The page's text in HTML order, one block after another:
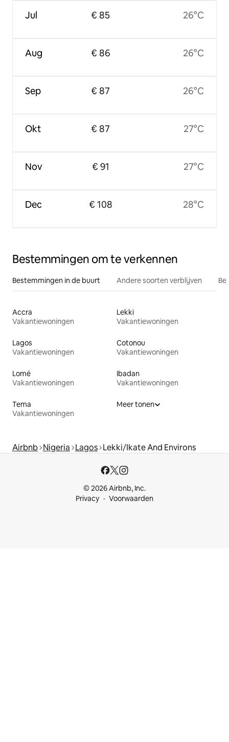
Jul
Aug
Sep
Okt
Nov
Dec
€ 85
€ 86
€ 87
€ 87
€ 91
€ 108
26°C
26°C
26°C
27°C
27°C
28°C
Bestemmingen om te verkennen
Bestemmingen in de buurt Andere soorten verblijven
Accra
Vakantiewoningen
Lekki
Vakantiewoningen
Lagos
Vakantiewoningen
Cotonou
Vakantiewoningen
Lomé
Vakantiewoningen
Ibadan
Vakantiewoningen
Tema
Vakantiewoningen
Meer tonen
Airbnb Nigeria Lagos Lekki/Ikate And Environs
© 2026 Airbnb, Inc.
Privacy
Voorwaarden